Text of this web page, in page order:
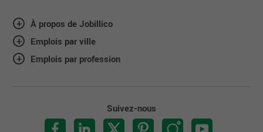
À propos de Jobillico
Emplois par ville
Emplois par profession
Suivez-nous